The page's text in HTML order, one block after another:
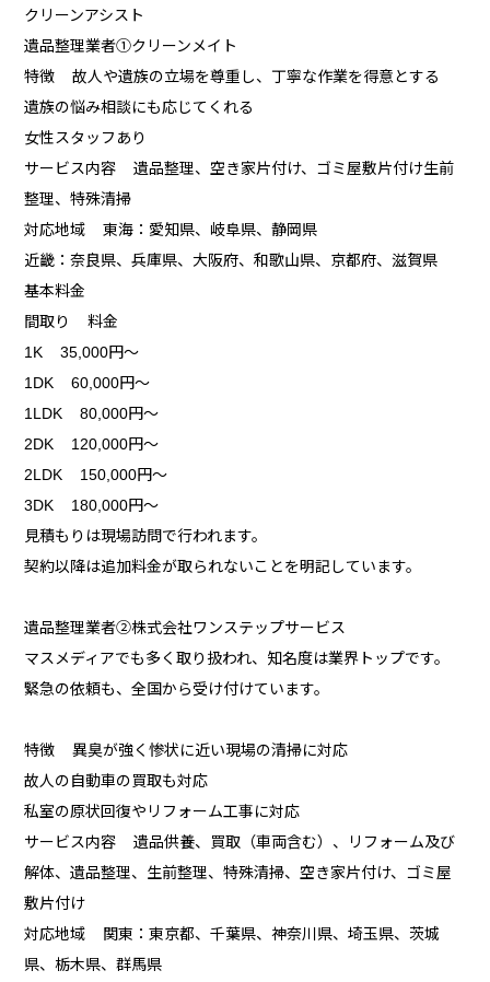
クリーンアシスト
遺品整理業者①クリーンメイト
特徴 故人や遺族の立場を尊重し、丁寧な作業を得意とする
遺族の悩み相談にも応じてくれる
女性スタッフあり
サービス内容 遺品整理、空き家片付け、ゴミ屋敷片付け生前
整理、特殊清掃
対応地域 東海：愛知県、岐阜県、静岡県
近畿：奈良県、兵庫県、大阪府、和歌山県、京都府、滋賀県
基本料金
間取り 料金
1K 35,000円～
1DK 60,000円～
1LDK 80,000円～
2DK 120,000円～
2LDK 150,000円～
3DK 180,000円～
見積もりは現場訪問で行われます。
契約以降は追加料金が取られないことを明記しています。
遺品整理業者②株式会社ワンステップサービス
マスメディアでも多く取り扱われ、知名度は業界トップです。
緊急の依頼も、全国から受け付けています。
特徴 異臭が強く惨状に近い現場の清掃に対応
故人の自動車の買取も対応
私室の原状回復やリフォーム工事に対応
サービス内容 遺品供養、買取（車両含む）、リフォーム及び
解体、遺品整理、生前整理、特殊清掃、空き家片付け、ゴミ屋
敷片付け
対応地域 関東：東京都、千葉県、神奈川県、埼玉県、茨城
県、栃木県、群馬県